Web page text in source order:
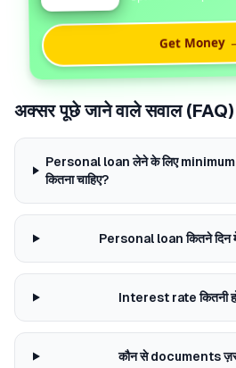
Get Money
अक्सर पूछे जाने वाले सवाल (FAQ)
Personal loan लेने के लिए
कितना चाहिए?
Personal loan कितने दिन
Interest rate कितनी
कौन से documents